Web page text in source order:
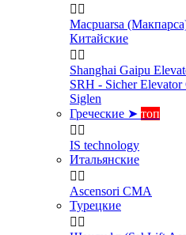
 
Macpuarsa
Китайские
 
Shanghai Gaipu
SRH - Sicher Elevator
Siglen
Греческие ➤ топ
 
IS technology
Итальянские
 
Ascensori CMA
Турецкие
 